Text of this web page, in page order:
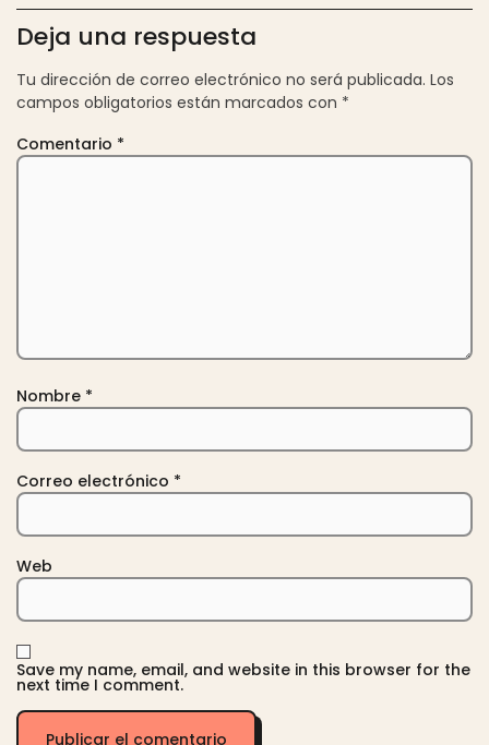
Deja una respuesta
Tu dirección de correo electrónico no será publicada. Los
campos obligatorios están marcados con *
Comentario *
Nombre *
Correo electrónico *
Web
Save my name, email, and website in this browser for the
next time I comment.